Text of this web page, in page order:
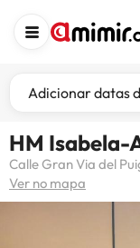
Adicionar datas
HM Isabela-
Calle Gran Via del
Ver no mapa